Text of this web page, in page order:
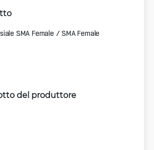
SMA Female / SMA Female
del produttore